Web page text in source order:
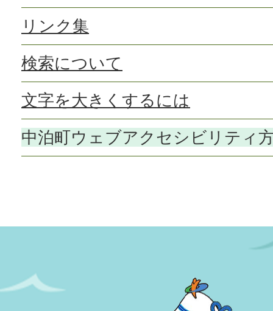
リンク集
検索について
文字を大きくするには
中泊町ウェブアクセシビリティ